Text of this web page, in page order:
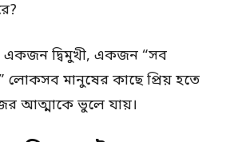
একজন দ্বিমুখী, একজন “সব
লোকসব মানুষের কাছে প্রিয় হতে
আত্মাকে ভুলে যায়।